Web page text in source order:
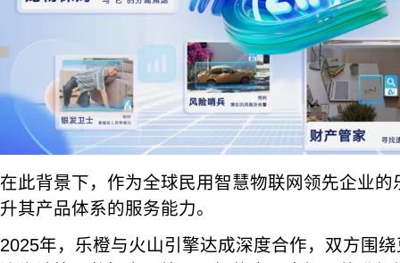
在此背景下，作为全球民用智慧物联网领先企业
升其产品体系的服务能力。
2025年，乐橙与火山引擎达成深度合作，双方围